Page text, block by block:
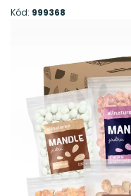
Kód: 999368